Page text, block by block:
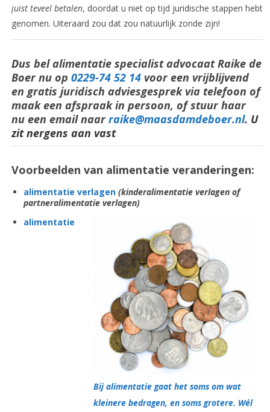
juist teveel betalen, doordat u niet op tijd juridische stappen hebt
genomen. Uiteraard zou dat zou natuurlijk zonde zijn!
Dus bel alimentatie specialist advocaat Raike de
Boer nu op 0229-74 52 14 voor een vrijblijvend
en gratis juridisch adviesgesprek via telefoon of
maak een afspraak in persoon, of stuur haar
nu een email naar raike@maasdamdeboer.nl. U
zit nergens aan vast
Voorbeelden van alimentatie veranderingen:
alimentatie verlagen (kinderalimentatie verlagen of
partneralimentatie verlagen)
Bij alimentatie gaat het soms om wat
kleinere bedragen, en soms grotere. Wél
alimentatie